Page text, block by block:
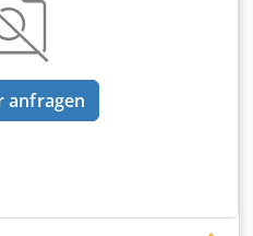
anfragen